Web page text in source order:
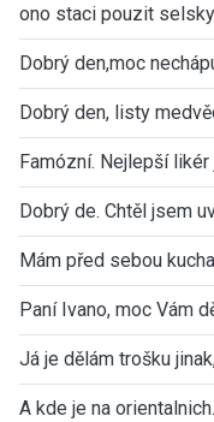
ono staci pouzit
Dobrý den,moc
Dobrý den, listy
Famózní. Nejlepší likér
Dobrý de. Chtěl jsem
Mám před sebou
Paní Ivano, moc Vám
Já je dělám trošku
A kde je na